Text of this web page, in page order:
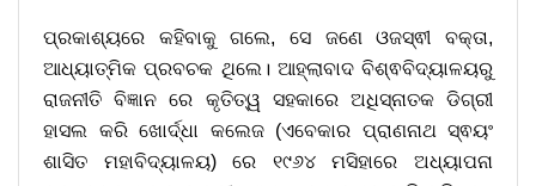
ପ୍ରକାଶ୍ୟରେ କହିବାକୁ ଗଲେ, ସେ ଜଣେ ଓଜସ୍ଵୀ ବକ୍ତା,
ଆଧ୍ୟାତ୍ମିକ ପ୍ରବଚକ ଥିଲେ। ଆହ୍ଲାବାଦ ବିଶ୍ଵବିଦ୍ୟାଳୟରୁ
ରାଜନୀତି ବିଜ୍ଞାନ ରେ କୃତିତ୍ୱ ସହକାରେ ଅଧିସ୍ନାତକ ଡିଗ୍ରୀ
ହାସଲ କରି ଖୋର୍ଦ୍ଧା କଲେଜ (ଏବେକାର ପ୍ରାଣନାଥ ସ୍ଵୟଂ
ଶାସିତ ମହାବିଦ୍ୟାଳୟ) ରେ ୧୯୬୪ ମସିହାରେ ଅଧ୍ୟାପନା